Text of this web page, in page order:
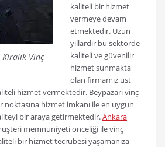
Vinç
kaliteli bir hizmet
vermeye devam
etmektedir. Uzun
yıllardır bu sektörde
kaliteli ve güvenilir
hizmet sunmakta
olan firmamız üst
hizmet vermektedir. Beypazarı vinç
noktasına hizmet imkanı ile en uygun
bir araya getirmektedir.Ankara
memnuniyeti önceliği ile vinç
bir hizmet tecrübesi yaşamanıza